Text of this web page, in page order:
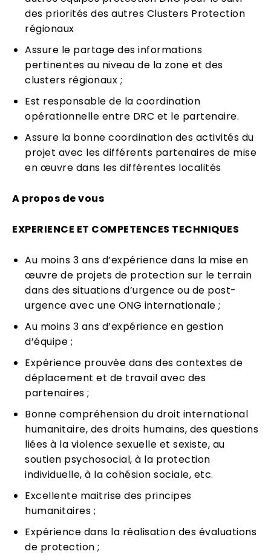
des priorités des autres Clusters Protection
régionaux
Assure le partage des informations
pertinentes au niveau de la zone et des
clusters régionaux ;
Est responsable de la coordination
opérationnelle entre DRC et le partenaire.
Assure la bonne coordination des activités du
projet avec les différents partenaires de mise
en œuvre dans les différentes localités
A propos de vous
EXPERIENCE ET COMPETENCES TECHNIQUES
Au moins 3 ans d’expérience dans la mise en
œuvre de projets de protection sur le terrain
dans des situations d’urgence ou de post-
urgence avec une ONG internationale ;
Au moins 3 ans d’expérience en gestion
d’équipe ;
Expérience prouvée dans des contextes de
déplacement et de travail avec des
partenaires ;
Bonne compréhension du droit international
humanitaire, des droits humains, des questions
liées à la violence sexuelle et sexiste, au
soutien psychosocial, à la protection
individuelle, à la cohésion sociale, etc.
Excellente maitrise des principes
humanitaires ;
Expérience dans la réalisation des évaluations
de protection ;